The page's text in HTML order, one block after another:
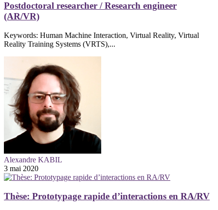
Postdoctoral researcher / Research engineer
(AR/VR)
Keywords: Human Machine Interaction, Virtual Reality, Virtual
Reality Training Systems (VRTS),...
Alexandre KABIL
3 mai 2020
Thèse: Prototypage rapide d’interactions en RA/RV